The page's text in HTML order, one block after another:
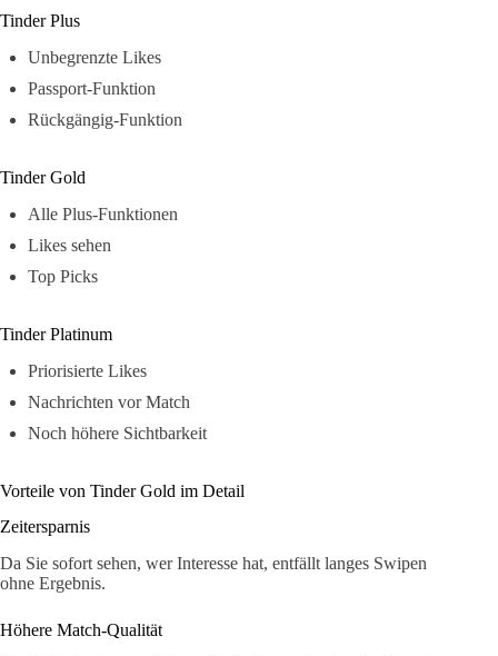
Tinder Plus
Unbegrenzte Likes
Passport-Funktion
Rückgängig-Funktion
Tinder Gold
Alle Plus-Funktionen
Likes sehen
Top Picks
Tinder Platinum
Priorisierte Likes
Nachrichten vor Match
Noch höhere Sichtbarkeit
Vorteile von Tinder Gold im Detail
Zeitersparnis
Da Sie sofort sehen, wer Interesse hat, entfällt langes Swipen
ohne Ergebnis.
Höhere Match-Qualität